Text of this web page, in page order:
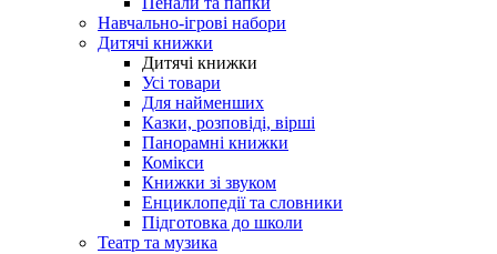
Навчально-ігрові набори
Дитячі книжки
Дитячі книжки
Усі товари
Для найменших
Казки, розповіді, вірші
Панорамні книжки
Комікси
Книжки зі звуком
Енциклопедії та словники
Підготовка до школи
Театр та музика